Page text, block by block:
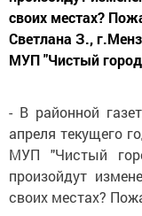
своих местах?
Светлана З.,
МУП "Чистый
- В районной
апреля текущего
МУП "Чистый
произойдут
своих местах?